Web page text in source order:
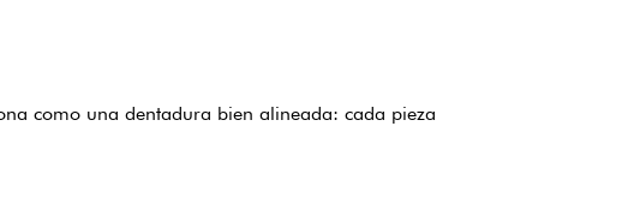
como una dentadura bien alineada: cada pieza